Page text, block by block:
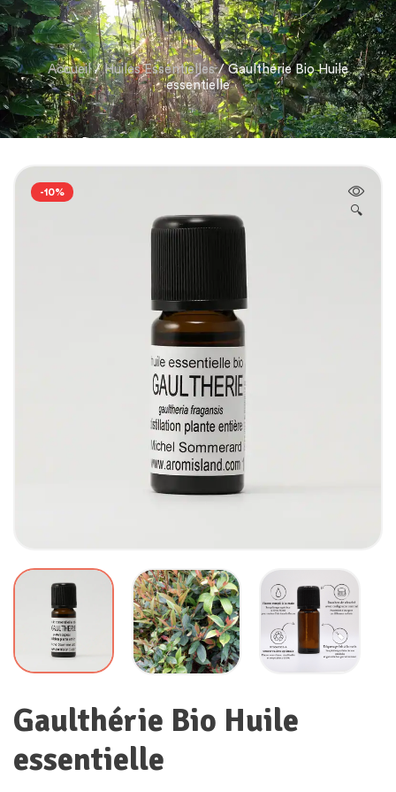
Accueil/Huiles Essentielles/ Gaulthérie Bio Huile
essentielle
🔍
-10%
Gaulthérie Bio Huile
essentielle